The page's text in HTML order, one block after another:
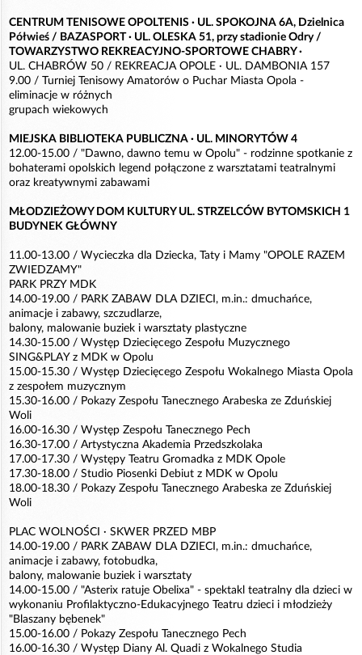
CENTRUM TENISOWE OPOLTENIS · UL. SPOKOJNA 6A, Dzielnica
Półwieś / BAZASPORT · UL. OLESKA 51, przy stadionie Odry /
TOWARZYSTWO REKREACYJNO-SPORTOWE CHABRY ·
UL. CHABRÓW 50 / REKREACJA OPOLE · UL. DAMBONIA 157
9.00 / Turniej Tenisowy Amatorów o Puchar Miasta Opola -
eliminacje w różnych
grupach wiekowych
MIEJSKA BIBLIOTEKA PUBLICZNA · UL. MINORYTÓW 4
12.00-15.00 / "Dawno, dawno temu w Opolu" - rodzinne spotkanie z
bohaterami opolskich legend połączone z warsztatami teatralnymi
oraz kreatywnymi zabawami
MŁODZIEŻOWY DOM KULTURY UL. STRZELCÓW BYTOMSKICH 1
BUDYNEK GŁÓWNY
11.00-13.00 / Wycieczka dla Dziecka, Taty i Mamy "OPOLE RAZEM
ZWIEDZAMY"
PARK PRZY MDK
14.00-19.00 / PARK ZABAW DLA DZIECI, m.in.: dmuchańce,
animacje i zabawy, szczudlarze,
balony, malowanie buziek i warsztaty plastyczne
14.30-15.00 / Występ Dziecięcego Zespołu Muzycznego
SING&PLAY z MDK w Opolu
15.00-15.30 / Występ Dziecięcego Zespołu Wokalnego Miasta Opola
z zespołem muzycznym
15.30-16.00 / Pokazy Zespołu Tanecznego Arabeska ze Zduńskiej
Woli
16.00-16.30 / Występ Zespołu Tanecznego Pech
16.30-17.00 / Artystyczna Akademia Przedszkolaka
17.00-17.30 / Występy Teatru Gromadka z MDK Opole
17.30-18.00 / Studio Piosenki Debiut z MDK w Opolu
18.00-18.30 / Pokazy Zespołu Tanecznego Arabeska ze Zduńskiej
Woli
PLAC WOLNOŚCI · SKWER PRZED MBP
14.00-19.00 / PARK ZABAW DLA DZIECI, m.in.: dmuchańce,
animacje i zabawy, fotobudka,
balony, malowanie buziek i warsztaty
14.00-15.00 / "Asterix ratuje Obelixa" - spektakl teatralny dla dzieci w
wykonaniu Profilaktyczno-Edukacyjnego Teatru dzieci i młodzieży
"Blaszany bębenek"
15.00-16.00 / Pokazy Zespołu Tanecznego Pech
16.00-16.30 / Występ Diany Al. Quadi z Wokalnego Studia